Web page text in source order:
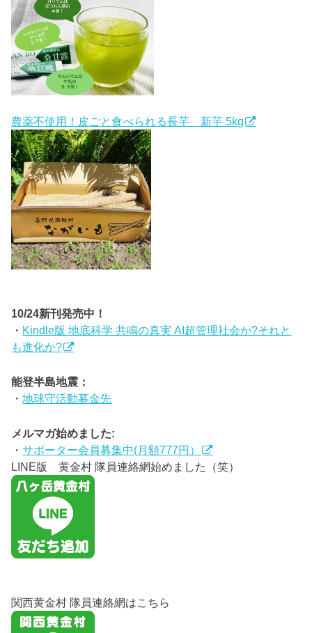
農薬不使用！皮ごと食べられる長芋 新芋 5kg
10/24新刊発売中！
・ Kindle版 地底科学 共鳴の真実 AI超管理社会か?それと
も進化か?
能登半島地震：
・地球守活動募金先
メルマガ始めました:
・サポーター会員募集中(月額777円）
LINE版 黄金村 隊員連絡網始めました（笑）
関西黄金村 隊員連絡網はこちら